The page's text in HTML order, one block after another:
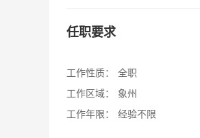
任职要求
工作性质：
全职
工作区域：
象州
工作年限：
经验不限